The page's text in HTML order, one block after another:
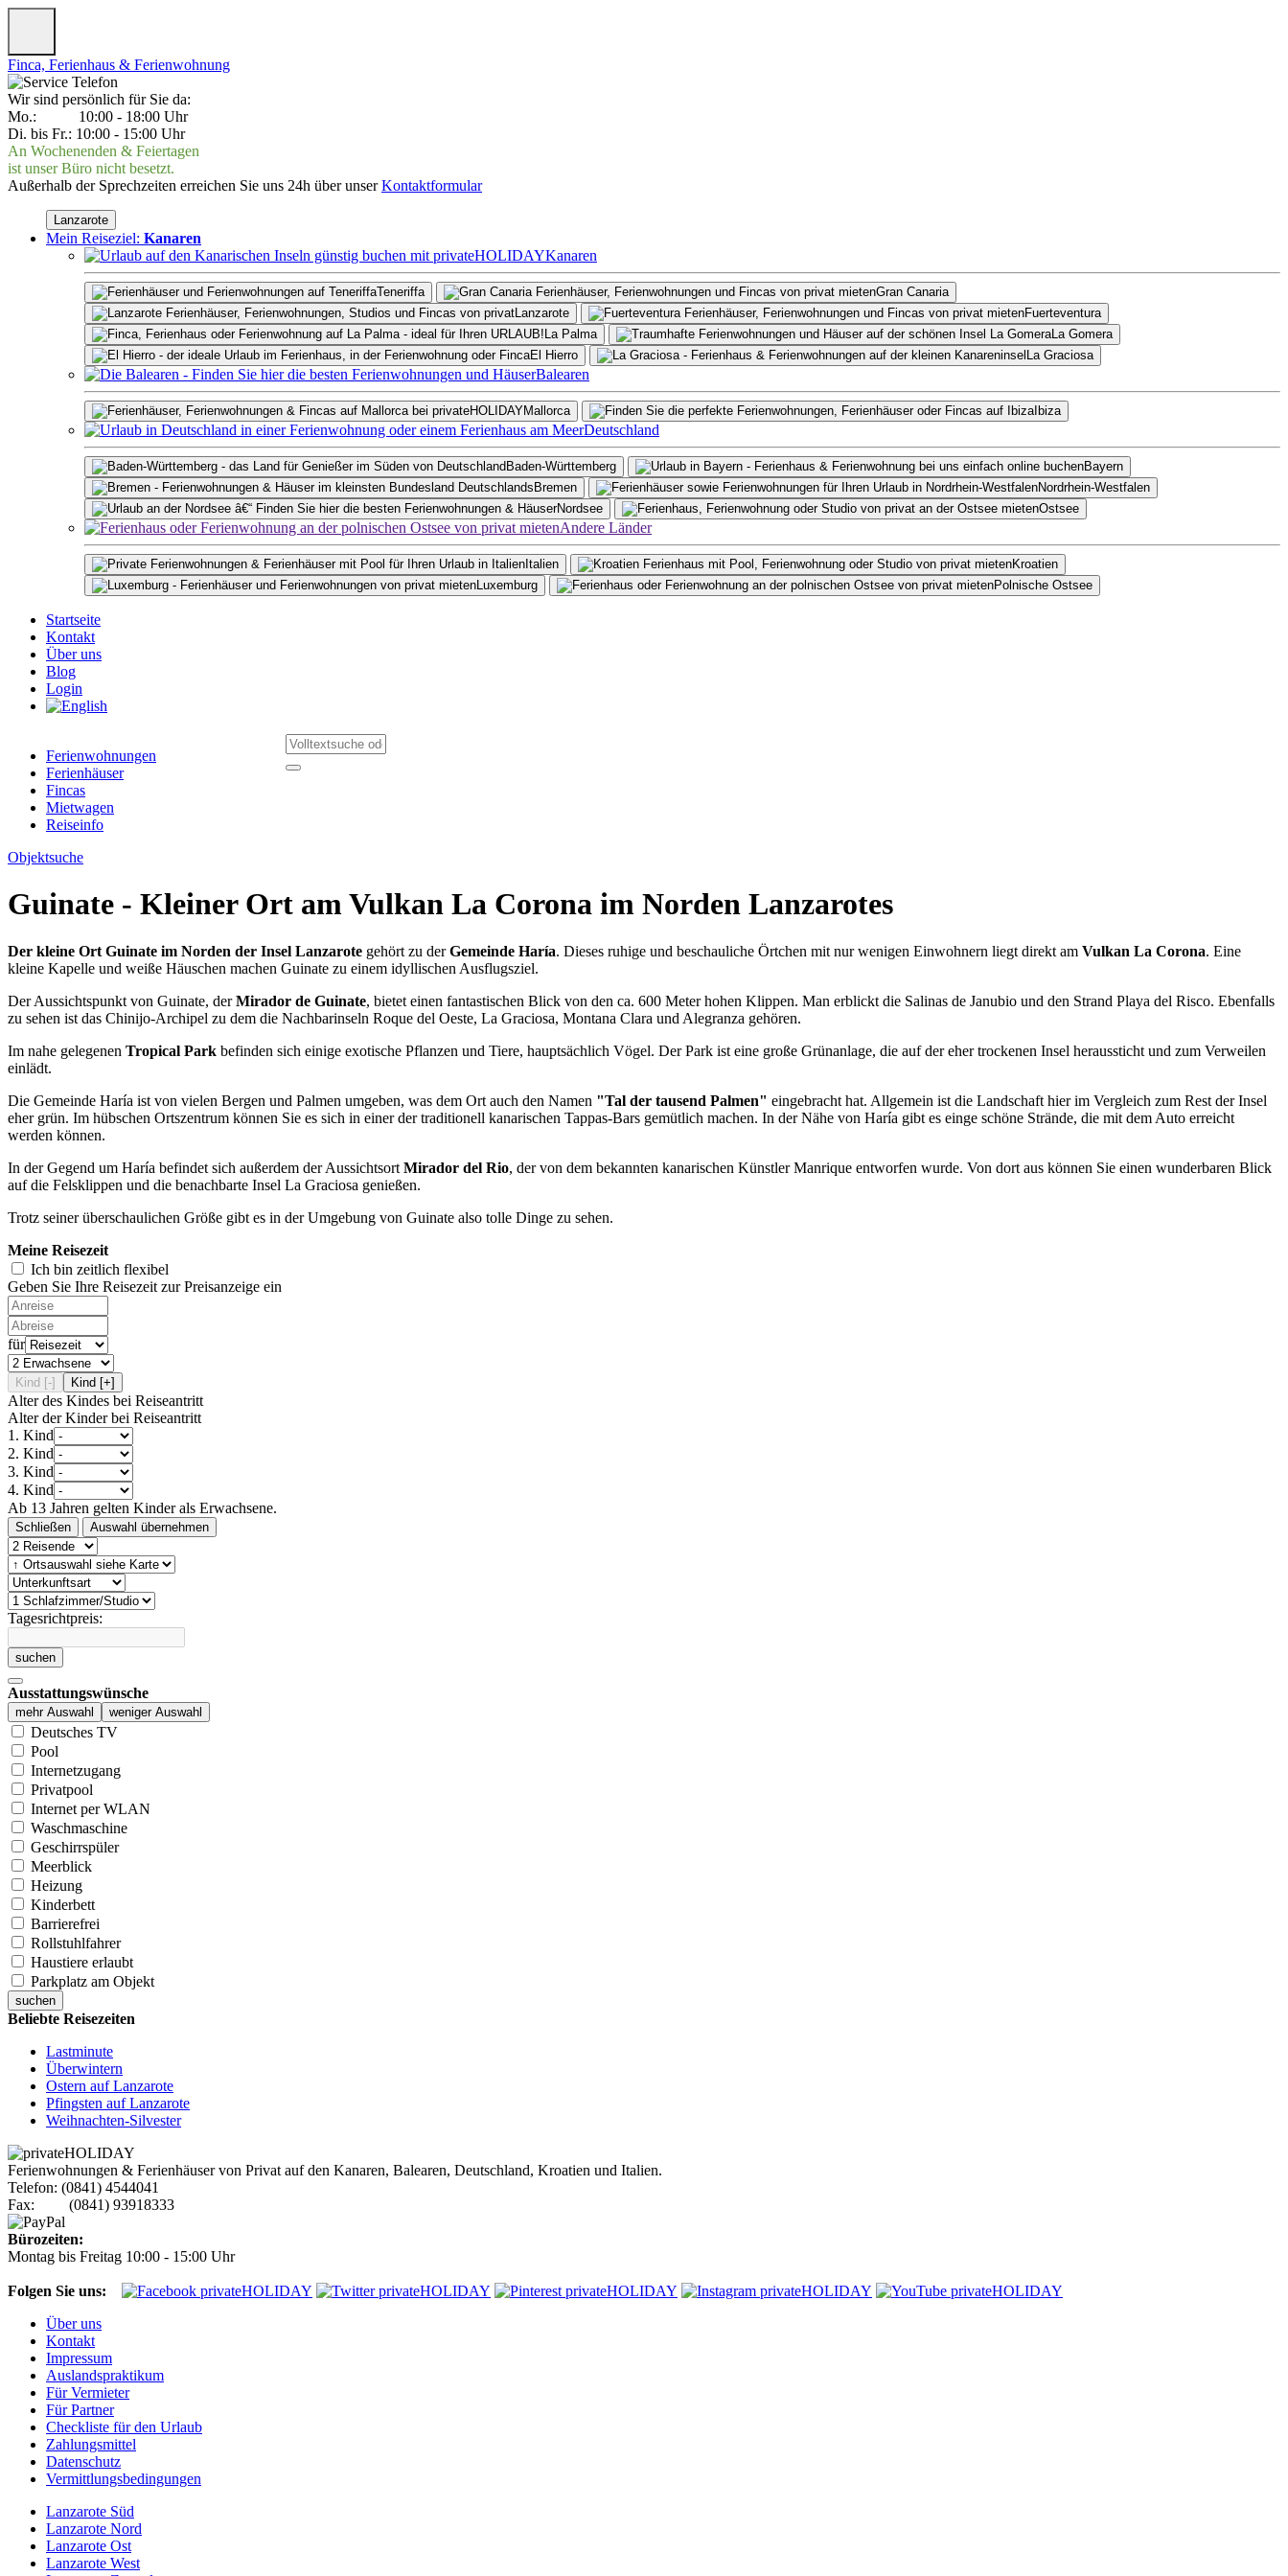
Finca, Ferienhaus & Ferienwohnung
Wir sind persönlich für Sie da:
Mo.: 10:00 - 18:00 Uhr
Di. bis Fr.: 10:00 - 15:00 Uhr
An Wochenenden & Feiertagen
ist unser Büro nicht besetzt.
Außerhalb der Sprechzeiten erreichen Sie uns 24h über unserKontaktformular
Lanzarote
Mein Reiseziel: Kanaren
Kanaren
Teneriffa
Gran Canaria
Lanzarote
Fuerteventura
La Palma
La Gomera
El Hierro
La Graciosa
Balearen
Mallorca Ibiza
Deutschland
Baden-Württemberg
Bayern
Bremen
Nordrhein-Westfalen
Nordsee
Ostsee
Andere Länder
Italien
Kroatien
Luxemburg
Polnische Ostsee
Startseite
Kontakt
Über uns
Blog
Login
Ferienwohnungen
Ferienhäuser
Fincas
Mietwagen
Reiseinfo
Objektsuche
Guinate - Kleiner Ort am Vulkan La Corona im Norden Lanzarotes
Der kleine Ort Guinate im Norden der Insel Lanzarote gehört zu derGemeinde Haría. Dieses ruhige und beschauliche Örtchen mit nur wenigen Einwohnern liegt direkt am Vulkan La Corona. Eine
kleine Kapelle und weiße Häuschen machen Guinate zu einem idyllischen Ausflugsziel.
Der Aussichtspunkt von Guinate, derMirador de Guinate, bietet einen fantastischen Blick von den ca. 600 Meter hohen Klippen. Man erblickt die Salinas de Janubio und den Strand Playa del Risco. Ebenfalls
zu sehen ist das Chinijo-Archipel zu dem die Nachbarinseln Roque del Oeste, La Graciosa, Montana Clara und Alegranza gehören.
Im nahe gelegenen Tropical Park befinden sich einige exotische Pflanzen und Tiere, hauptsächlich Vögel. Der Park ist eine große Grünanlage, die auf der eher trockenen Insel heraussticht und zum Verweilen
einlädt.
Die Gemeinde Haría ist von vielen Bergen und Palmen umgeben, was dem Ort auch den Namen "Tal der tausend Palmen" eingebracht hat. Allgemein ist die Landschaft hier im Vergleich zum Rest der Insel
eher grün. Im hübschen Ortszentrum können Sie es sich in einer der traditionell kanarischen Tappas-Bars gemütlich machen. In der Nähe von Haría gibt es einge schöne Strände, die mit dem Auto erreicht
werden können.
In der Gegend um Haría befindet sich außerdem der Aussichtsort Mirador del Rio, der von dem bekannten kanarischen Künstler Manrique entworfen wurde. Von dort aus können Sie einen wunderbaren Blick
auf die Felsklippen und die benachbarte Insel La Graciosa genießen.
Trotz seiner überschaulichen Größe gibt es in der Umgebung von Guinate also tolle Dinge zu sehen.
Meine Reisezeit
Ich bin zeitlich flexibel
Geben Sie Ihre Reisezeit zur Preisanzeige ein
für
Kind [-] Kind [+]
Alter des Kindes bei Reiseantritt
Alter der Kinder bei Reiseantritt
1. Kind
2. Kind
3. Kind
4. Kind
Ab 13 Jahren gelten Kinder als Erwachsene.
Schließen Auswahl übernehmen
Tagesrichtpreis:
suchen
Ausstattungswünsche
mehr Auswahl weniger Auswahl
Deutsches TV
Pool
Internetzugang
Privatpool
Internet per WLAN
Waschmaschine
Geschirrspüler
Meerblick
Heizung
Kinderbett
Barrierefrei
Rollstuhlfahrer
Haustiere erlaubt
Parkplatz am Objekt
suchen
Beliebte Reisezeiten
Lastminute
Überwintern
Ostern auf Lanzarote
Pfingsten auf Lanzarote
Weihnachten-Silvester
Ferienwohnungen & Ferienhäuser von Privat auf den Kanaren, Balearen, Deutschland, Kroatien und Italien.
Telefon: (0841) 4544041
Fax: (0841) 93918333
Bürozeiten:
Montag bis Freitag 10:00 - 15:00 Uhr
Folgen Sie uns:
Über uns
Kontakt
Impressum
Auslandspraktikum
Für Vermieter
Für Partner
Checkliste für den Urlaub
Zahlungsmittel
Datenschutz
Vermittlungsbedingungen
Lanzarote Süd
Lanzarote Nord
Lanzarote Ost
Lanzarote West